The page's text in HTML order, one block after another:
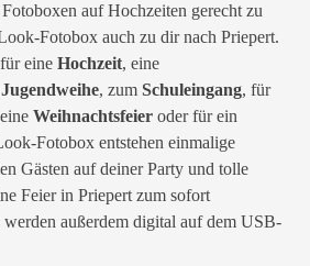
auf Hochzeiten gerecht zu
Fotobox auch zu dir nach Priepert.
eine Hochzeit, eine
Jugendweihe, zum Schuleingang, für
Weihnachtsfeier oder für ein
Fotobox entstehen einmalige
Gästen auf deiner Party und tolle
Feier in Priepert zum sofort
außerdem digital auf dem USB-